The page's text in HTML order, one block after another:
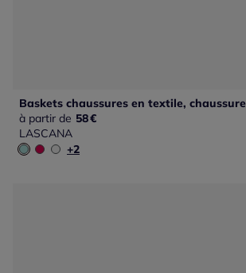
à partir de 58€
LASCANA
+2